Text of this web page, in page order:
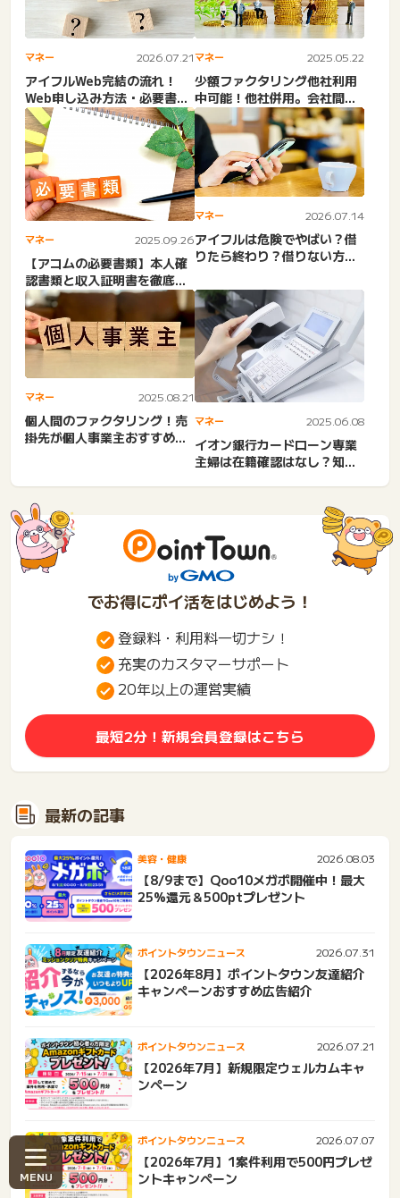
マネー 2026.07.21
アイフルWeb完結の流れ！
Web申し込み方法・必要書
類・本人確認手続き完了・
電...
マネー 2025.05.22
少額ファクタリング他社利用
中可能！他社併用。会社間で
繋がりでバレる？複数利
用・...
マネー 2025.09.26
【アコムの必要書類】本人確
認書類と収入証明書を徹底解
説！提出方法と注意点も紹介
マネー 2026.07.14
アイフルは危険でやばい？借
りたら終わり？借りない方が
態...
マネー 2025.08.21
個人間のファクタリング！売
掛先が個人事業主おすすめ！
マネー 2025.06.08
イオン銀行カードローン専業
主婦は在籍確認はなし？知恵
でお得にポイ活をはじめよう！
登録料・利用料一切ナシ！
充実のカスタマーサポート
20年以上の運営実績
最短2分！新規会員登録はこちら
最新の記事
美容・健康 2026.08.03
【8/9まで】Qoo10メガポ開催中！最大
25%還元＆500ptプレゼント
ポイントタウンニュース 2026.07.31
【2026年8月】ポイントタウン友達紹介
キャンペーンおすすめ広告紹介
ポイントタウンニュース 2026.07.21
【2026年7月】新規限定ウェルカムキャ
ンペーン
ポイントタウンニュース 2026.07.07
【2026年7月】1案件利用で500円プレゼ
ントキャンペーン